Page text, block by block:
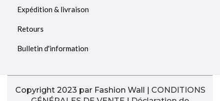
Expédition & livraison
Retours
Bulletin d'information
Copyright 2023 par Fashion Wall | CONDITIONS